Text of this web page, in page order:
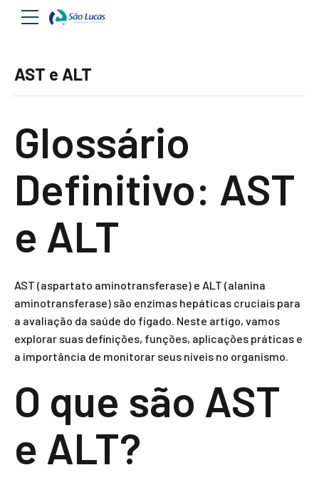
AST e ALT
Glossário
Definitivo: AST
e ALT
AST (aspartato aminotransferase) e ALT (alanina
aminotransferase) são enzimas hepáticas cruciais para
a avaliação da saúde do fígado. Neste artigo, vamos
explorar suas definições, funções, aplicações práticas e
a importância de monitorar seus níveis no organismo.
O que são AST
e ALT?